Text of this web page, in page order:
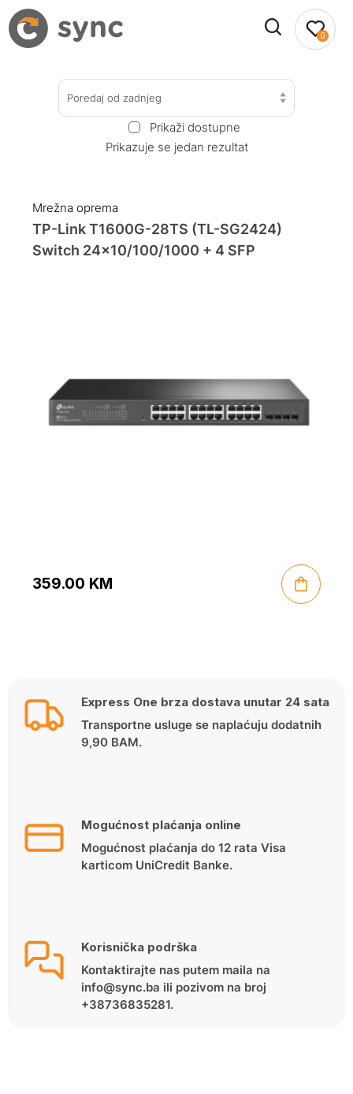
0
Poredaj od zadnjeg
Prikaži dostupne
Prikazuje se jedan rezultat
Mrežna oprema
TP-Link T1600G-28TS (TL-SG2424)
Switch 24×10/100/1000 + 4 SFP
359.00 KM
Express One brza dostava unutar 24 sata
Transportne usluge se naplaćuju dodatnih
9,90 BAM.
Mogućnost plaćanja online
Mogućnost plaćanja do 12 rata Visa
karticom UniCredit Banke.
Korisnička podrška
Kontaktirajte nas putem maila na
info@sync.ba ili pozivom na broj
+38736835281.